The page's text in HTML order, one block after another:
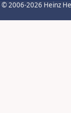
© 2006-2026 Heinz